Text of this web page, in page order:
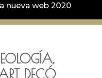
nueva web 2020
DECÓ